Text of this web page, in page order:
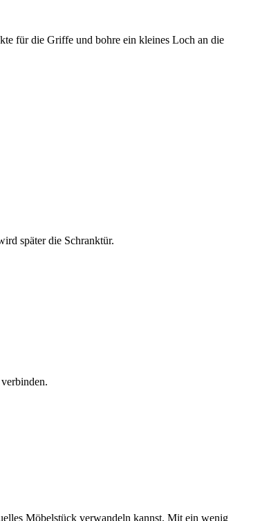
für die Griffe und bohre ein kleines Loch an die
später die Schranktür.
Möbelstück verwandeln kannst. Mit ein wenig